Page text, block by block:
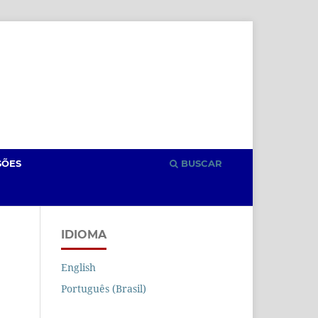
BUSCAR
IDIOMA
English
Português (Brasil)